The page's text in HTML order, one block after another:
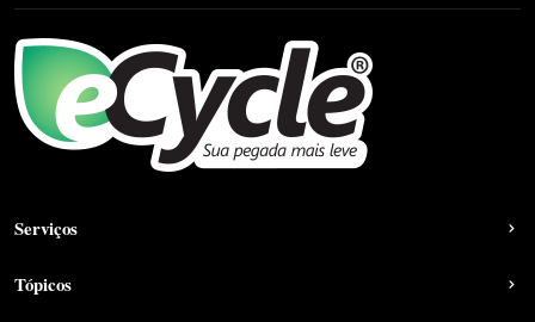
Serviços
Tópicos